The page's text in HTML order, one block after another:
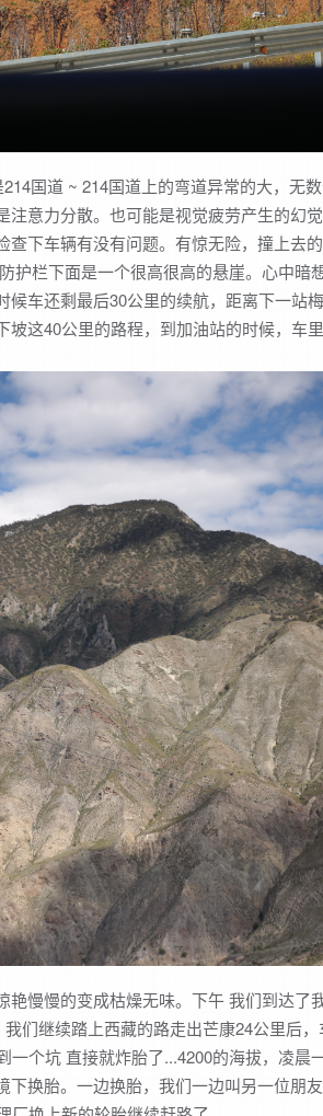
国道 ~ 214国道上的弯道异常的大，无
注意力分散。也可能是视觉疲劳产生的幻
下车辆有没有问题。有惊无险，撞上去
护栏下面是一个很高很高的悬崖。心中暗
车还剩最后30公里的续航，距离下一站
这40公里的路程，到加油站的时候，车
慢慢的变成枯燥无味。下午 我们到达了
们继续踏上西藏的路走出芒康24公里后
一个坑 直接就炸胎了...4200的海拔，凌晨
换胎。一边换胎，我们一边叫另一位朋